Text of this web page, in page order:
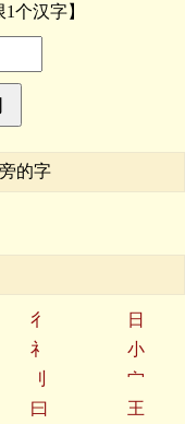
1个汉字】
的字
彳
日
礻
小
刂
宀
曰
王